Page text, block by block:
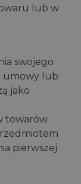
lub w
swojego
umowy lub
jako
towarów
pierwszej